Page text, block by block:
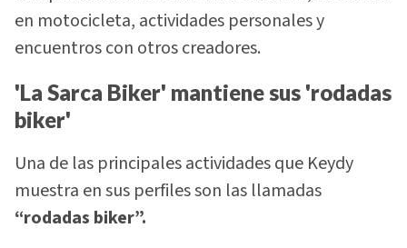
en motocicleta, actividades personales y
encuentros con otros creadores.
'La Sarca Biker' mantiene sus 'rodadas
biker'
Una de las principales actividades que Keydy
muestra en sus perfiles son las llamadas
“rodadas biker”.